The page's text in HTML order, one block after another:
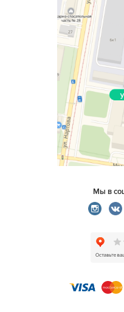
Мы в